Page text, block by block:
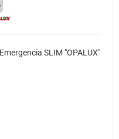
SLIM "OPALUX"